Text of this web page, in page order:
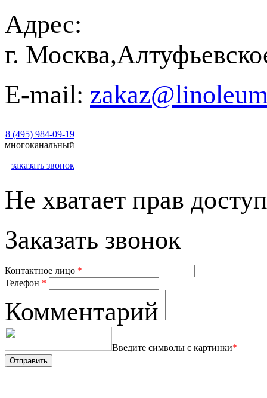
Адрес:
г.
E-mail:
8 (495) 984-09-19
многоканальный
заказать звонок
Не хватает прав
Заказать звонок
Контактное лицо *
Телефон *
Комментарий
Введите символы с картинки*